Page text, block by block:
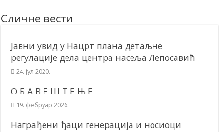
Сличне вести
Јавни увид у Нацрт плана детаљне
регулације дела центра насеља Лепосавић
24. јул 2020.
О Б А В Е Ш Т Е Њ Е
19. фебруар 2026.
Награђени ђаци генерација и носиоци